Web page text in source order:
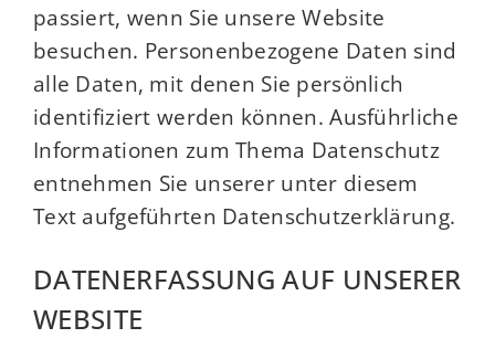
passiert, wenn Sie unsere Website
besuchen. Personenbezogene Daten sind
alle Daten, mit denen Sie persönlich
identifiziert werden können. Ausführliche
Informationen zum Thema Datenschutz
entnehmen Sie unserer unter diesem
Text aufgeführten Datenschutzerklärung.
DATENERFASSUNG AUF UNSERER
WEBSITE